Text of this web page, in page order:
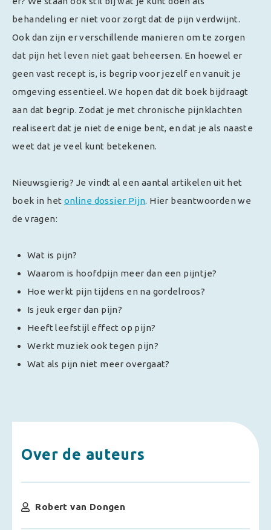
behandeling er niet voor zorgt dat de pijn verdwijnt.
Ook dan zijn er verschillende manieren om te zorgen
dat pijn het leven niet gaat beheersen. En hoewel er
geen vast recept is, is begrip voor jezelf en vanuit je
omgeving essentieel. We hopen dat dit boek bijdraagt
aan dat begrip. Zodat je met chronische pijnklachten
realiseert dat je niet de enige bent, en dat je als naaste
weet dat je veel kunt betekenen.
Nieuwsgierig? Je vindt al een aantal artikelen uit het
boek in het online dossier Pijn. Hier beantwoorden we
de vragen:
Wat is pijn?
Waarom is hoofdpijn meer dan een pijntje?
Hoe werkt pijn tijdens en na gordelroos?
Is jeuk erger dan pijn?
Heeft leefstijl effect op pijn?
Werkt muziek ook tegen pijn?
Wat als pijn niet meer overgaat?
Over de auteurs
Robert van Dongen